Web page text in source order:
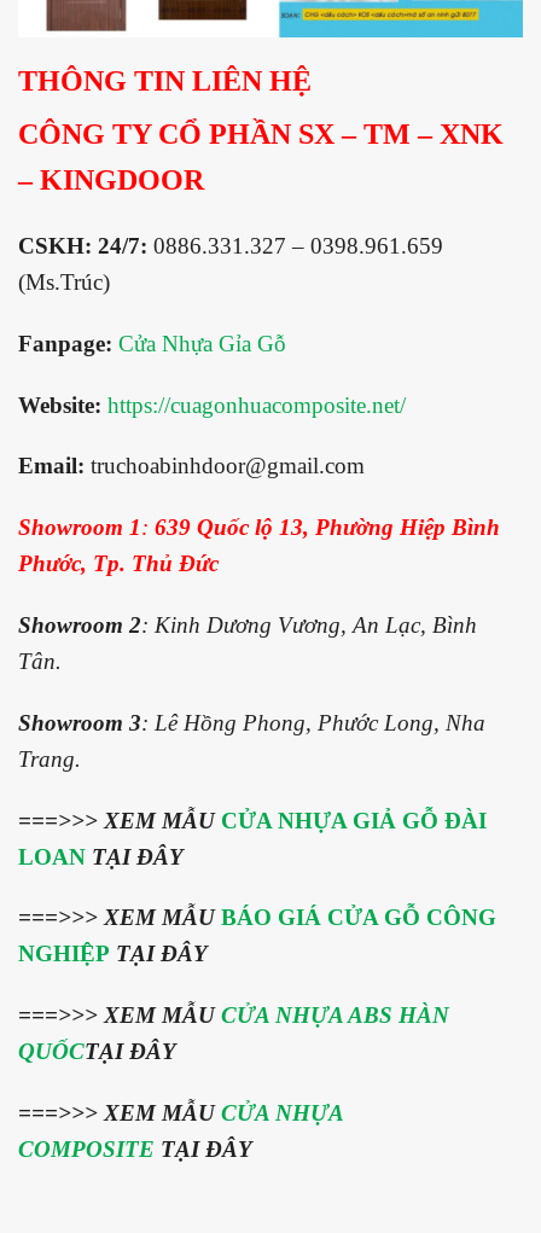
THÔNG TIN LIÊN HỆ
CÔNG TY CỔ PHẦN SX – TM – XNK
– KINGDOOR
CSKH: 24/7: 0886.331.327 – 0398.961.659
(Ms.Trúc)
Fanpage: Cửa Nhựa Gỉa Gỗ
Website: https://cuagonhuacomposite.net/
Email: truchoabinhdoor@gmail.com
Showroom 1: 639 Quốc lộ 13, Phường Hiệp Bình
Phước, Tp. Thủ Đức
Showroom 2: Kinh Dương Vương, An Lạc, Bình
Tân.
Showroom 3: Lê Hồng Phong, Phước Long, Nha
Trang.
===>>> XEM MẪUCỬA NHỰA GIẢ GỖ ĐÀI
LOAN TẠI ĐÂY
===>>> XEM MẪU BÁO GIÁ CỬA GỖ CÔNG
NGHIỆP TẠI ĐÂY
===>>> XEM MẪUCỬA NHỰA ABS HÀN
QUỐCTẠI ĐÂY
===>>> XEM MẪUCỬA NHỰA
COMPOSITE TẠI ĐÂY